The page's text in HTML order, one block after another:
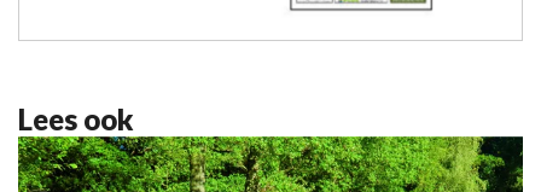
Lees ook